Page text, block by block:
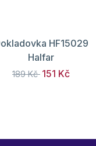
HF15029
Halfar
189 Kč 151 Kč